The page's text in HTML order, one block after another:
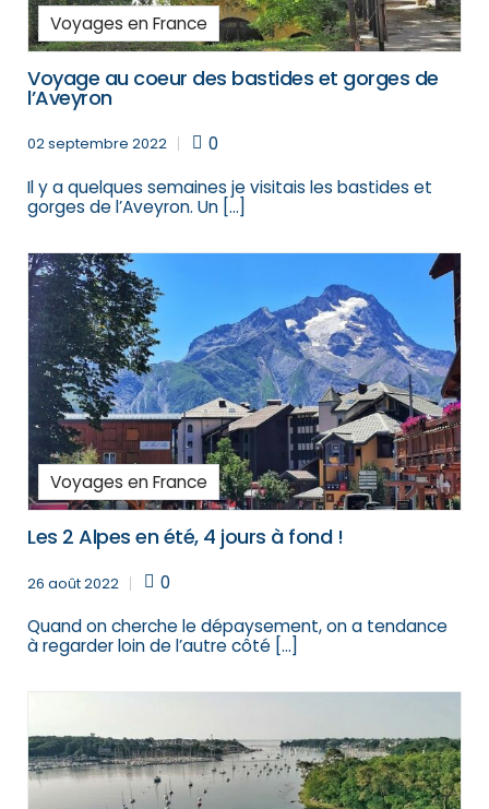
Voyages en France
Voyage au coeur des bastides et gorges de
l’Aveyron
02 septembre 2022
0
Il y a quelques semaines je visitais les bastides et
gorges de l’Aveyron. Un […]
Voyages en France
Les 2 Alpes en été, 4 jours à fond !
26 août 2022
0
Quand on cherche le dépaysement, on a tendance
à regarder loin de l’autre côté […]